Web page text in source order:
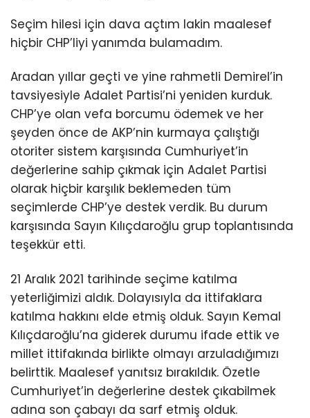
Seçim hilesi için dava açtım lakin maalesef
hiçbir CHP’liyi yanımda bulamadım.
Aradan yıllar geçti ve yine rahmetli Demirel’in
tavsiyesiyle Adalet Partisi’ni yeniden kurduk.
CHP’ye olan vefa borcumu ödemek ve her
şeyden önce de AKP’nin kurmaya çalıştığı
otoriter sistem karşısında Cumhuriyet’in
değerlerine sahip çıkmak için Adalet Partisi
olarak hiçbir karşılık beklemeden tüm
seçimlerde CHP’ye destek verdik. Bu durum
karşısında Sayın Kılıçdaroğlu grup toplantısında
teşekkür etti.
21 Aralık 2021 tarihinde seçime katılma
yeterliğimizi aldık. Dolayısıyla da ittifaklara
katılma hakkını elde etmiş olduk. Sayın Kemal
Kılıçdaroğlu’na giderek durumu ifade ettik ve
millet ittifakında birlikte olmayı arzuladığımızı
belirttik. Maalesef yanıtsız bırakıldık. Özetle
Cumhuriyet’in değerlerine destek çıkabilmek
adına son çabayı da sarf etmiş olduk.